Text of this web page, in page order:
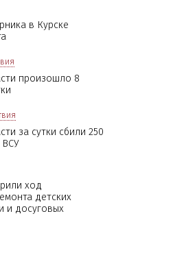
в Курске
произошло 8
за сутки сбили 250
ВСУ
ход
детских
и досуговых